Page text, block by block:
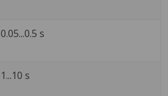
0.05...0.5 s
1...10 s